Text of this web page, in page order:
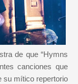
de que “Hymns
canciones que
su mítico repertorio